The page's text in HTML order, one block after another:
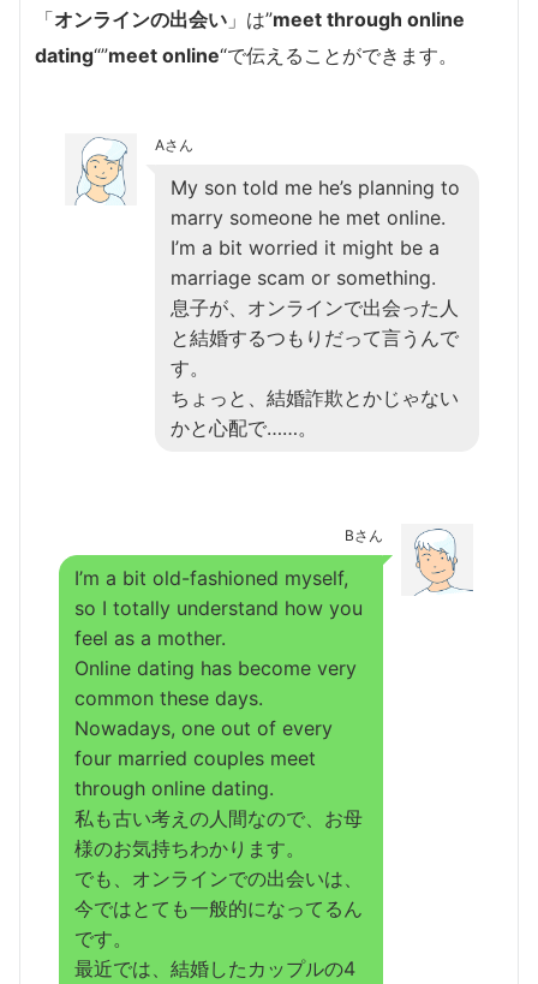
「オンラインの出会い 」は”meet through online
dating“”meet online“で伝えることができます。
Aさん
My son told me he’s planning to
marry someone he met online.
I’m a bit worried it might be a
marriage scam or something.
息子が、オンラインで出会った人
と結婚するつもりだって言うんで
す。
ちょっと、結婚詐欺とかじゃない
かと心配で……。
Bさん
I’m a bit old-fashioned myself,
so I totally understand how you
feel as a mother.
Online dating has become very
common these days.
Nowadays, one out of every
four married couples meet
through online dating.
私も古い考えの人間なので、お母
様のお気持ちわかります。
でも、オンラインでの出会いは、
今ではとても一般的になってるん
です。
最近では、結婚したカップルの4